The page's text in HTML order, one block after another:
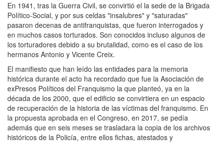
En 1941, tras la Guerra Civil, se convirtió el la sede de la Brigada
Político-Social, y por sus celdas "insalubres" y "saturadas"
pasaron decenas de antifranquistas, que fueron interrogados y
en muchos casos torturados. Son conocidos incluso algunos de
los torturadores debido a su brutalidad, como es el caso de los
hermanos Antonio y Vicente Creix.
El manifiesto que han leído las entidades para la memoria
histórica durante el acto ha recordado que fue la Asociación de
exPresos Políticos del Franquismo la que planteó, ya en la
década de los 2000, que el edificio se convirtiera en un espacio
de recuperación de la historia de las víctimas del franquismo. En
la propuesta aprobada en el Congreso, en 2017, se pedía
además que en seis meses se trasladara la copia de los archivos
históricos de la Policía, entre ellos fichas, atestados y